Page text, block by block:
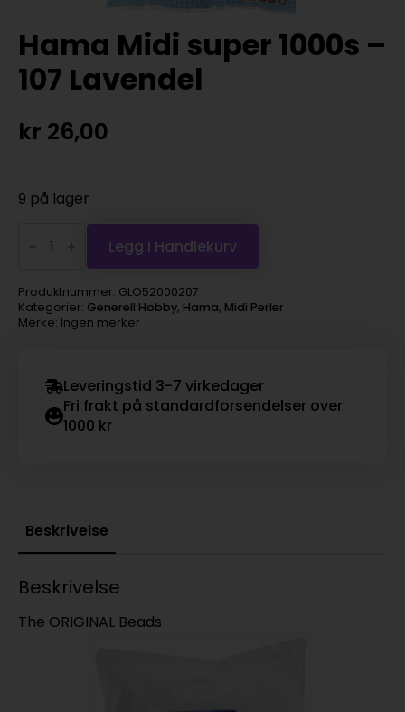
Hama Midi super 1000s –
107 Lavendel
kr 26,00
9 på lager
super
–
107
Lavendel
antall
Legg I Handlekurv
Produktnummer: GLO52000207
Kategorier: Generell Hobby, Hama, Midi Perler
Merke: Ingen merker
Leveringstid 3-7 virkedager
Fri frakt på standardforsendelser over
1000 kr
Beskrivelse
Beskrivelse
The ORIGINAL Beads